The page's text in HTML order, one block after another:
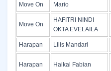
Move On Mario
Move On
HAFITRI NINDI
OKTA EVELAILA
Harapan Lilis Mandari
Harapan Haikal Fabian